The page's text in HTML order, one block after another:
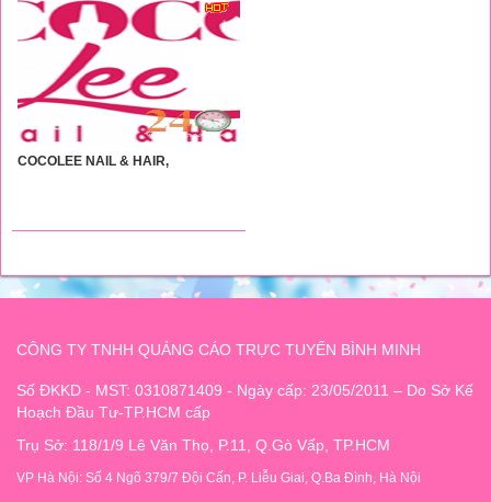
COCOLEE NAIL & HAIR,
CÔNG TY TNHH QUẢNG CÁO TRỰC TUYẾN BÌNH MINH
Số ĐKKD - MST: 0310871409 - Ngày cấp: 23/05/2011 – Do Sở Kế
Hoạch Đầu Tư-TP.HCM cấp
Trụ Sở: 118/1/9 Lê Văn Thọ, P.11, Q.Gò Vấp, TP.HCM
VP Hà Nội: Số 4 Ngõ 379/7 Đội Cấn, P. Liễu Giai, Q.Ba Đình, Hà Nội